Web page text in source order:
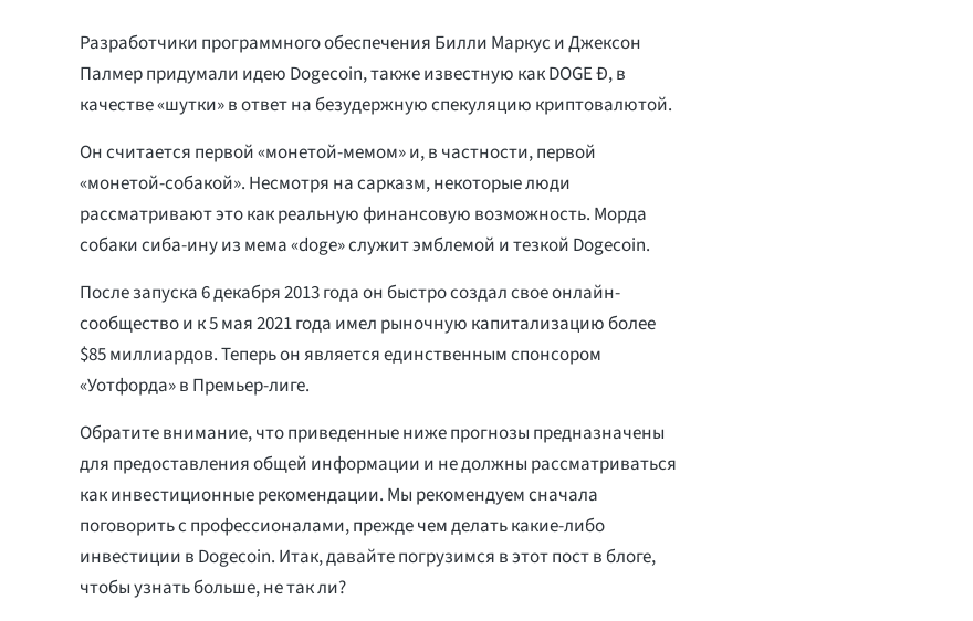
Разработчики программного обеспечения Билли Маркус и Джексон
Палмер придумали идею Dogecoin, также известную как DOGE Ð, в
качестве «шутки» в ответ на безудержную спекуляцию криптовалютой.
Он считается первой «монетой-мемом» и, в частности, первой
«монетой-собакой». Несмотря на сарказм, некоторые люди
рассматривают это как реальную финансовую возможность. Морда
собаки сиба-ину из мема «doge» служит эмблемой и тезкой Dogecoin.
После запуска 6 декабря 2013 года он быстро создал свое онлайн-
сообщество и к 5 мая 2021 года имел рыночную капитализацию более
$85 миллиардов. Теперь он является единственным спонсором
«Уотфорда» в Премьер-лиге.
Обратите внимание, что приведенные ниже прогнозы предназначены
для предоставления общей информации и не должны рассматриваться
как инвестиционные рекомендации. Мы рекомендуем сначала
поговорить с профессионалами, прежде чем делать какие-либо
инвестиции в Dogecoin. Итак, давайте погрузимся в этот пост в блоге,
чтобы узнать больше, не так ли?